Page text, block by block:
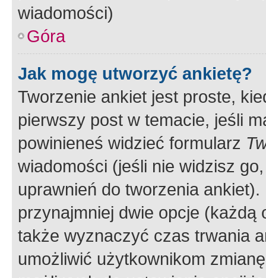
wiadomości)
Góra
Jak mogę utworzyć ankietę?
Tworzenie ankiet jest proste,
pierwszy post w temacie, jeśli
powinieneś widzieć formularz
wiadomości (jeśli nie widzisz
uprawnień do tworzenia
przynajmniej dwie opcje
także wyznaczyć czas trwania
umożliwić użytkownikom